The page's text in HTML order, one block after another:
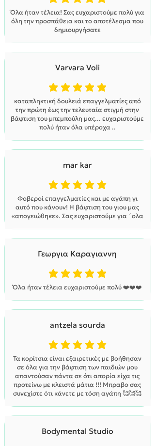
η μέση βαθμολογία είναι
Όλα ήταν τέλεια! Σας ευχαριστούμε πολύ για
όλη την προσπάθεια και το αποτέλεσμα που
δημιουργήσατε
Varvara Voli
η μέση βαθμολογία είναι
καταπληκτική δουλειά επαγγελματίες από
την πρώτη έως την τελευταία στιγμή στην
βάφτιση του μπεμπούλη μας... ευχαριστούμε
πολύ ήταν όλα υπέροχα ..
mar kar
η μέση βαθμολογία είναι
Φοβεροί επαγγελματίες και με αγάπη γι
αυτό που κάνουν! Η βάφτιση του γιου μας
«απογειώθηκε». Σας ευχαριστούμε για ´ολα
Γεωργια Καραγιαννη
η μέση βαθμολογία είναι
Όλα ήταν τέλεια ευχαριστούμε πολύ ❤️❤️❤️
antzela sourda
η μέση βαθμολογία είναι
Τα κορίτσια είναι εξαιρετικές με βοήθησαν
σε όλα για την βάφτιση των παιδιών μου
απαντούσαν πάντα σε ότι απορία είχα τις
προτείνω με κλειστά μάτια !!! Μπραβο σας
συνεχίστε ότι κάνετε με τόση αγάπη 🥰🥰🥰
Bodymental Studio